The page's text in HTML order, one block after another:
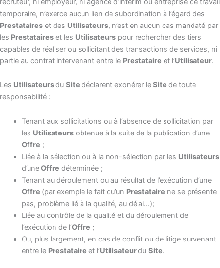
temporaire, n’exerce aucun lien de subordination à l’égard des
Prestataires et des Utilisateurs, n’est en aucun cas mandaté par
les Prestataires et les Utilisateurs pour rechercher des tiers
capables de réaliser ou sollicitant des transactions de services, ni
partie au contrat intervenant entre le Prestataire et l’Utilisateur.
Les Utilisateursdu Site déclarent exonérer leSite de toute
responsabilité :
Tenant aux sollicitations ou à l’absence de sollicitation par
les Utilisateursobtenue à la suite de la publication d’une
Offre ;
Liée à la sélection ou à la non-sélection par les Utilisateurs
d’uneOffre déterminée ;
Tenant au déroulement ou au résultat de l’exécution d’une
Offre (par exemple le fait qu’un Prestataire ne se présente
pas, problème lié à la qualité, au délai…);
Liée au contrôle de la qualité et du déroulement de
l’exécution de l’Offre ;
Ou, plus largement, en cas de conflit ou de litige survenant
entre le Prestataire et l’Utilisateurdu Site.